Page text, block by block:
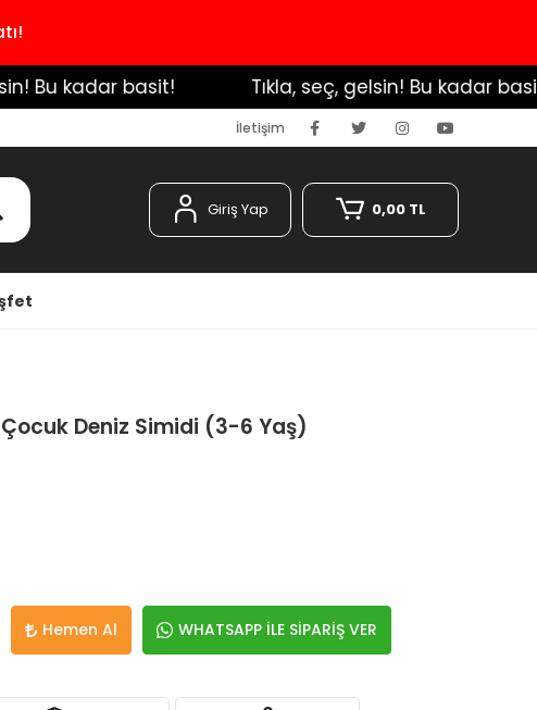
Bu kadar basit! ️ Tıkla, seç, gelsin! Bu kadar basit!
İletişim
Giriş Yap 0,00 TL
Deniz Simidi (3-6 Yaş)
Hemen Al WHATSAPP İLE SİPARİŞ VER